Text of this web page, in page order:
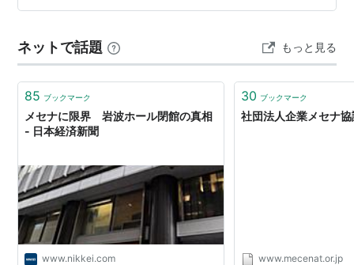
間にわたり地下駐車場で保管していたことが明らかにな
家・丹下健三が設計した「船の体育館」が、老朽化と耐
震性の問…
ネットで話題 もっと見る
85 ブックマーク
メセナに限界 岩波ホール閉館の真相
- 日本経済新聞
www.nikkei.com
30 ブックマーク
社団法人企業メセナ
www.mecenat.or.jp